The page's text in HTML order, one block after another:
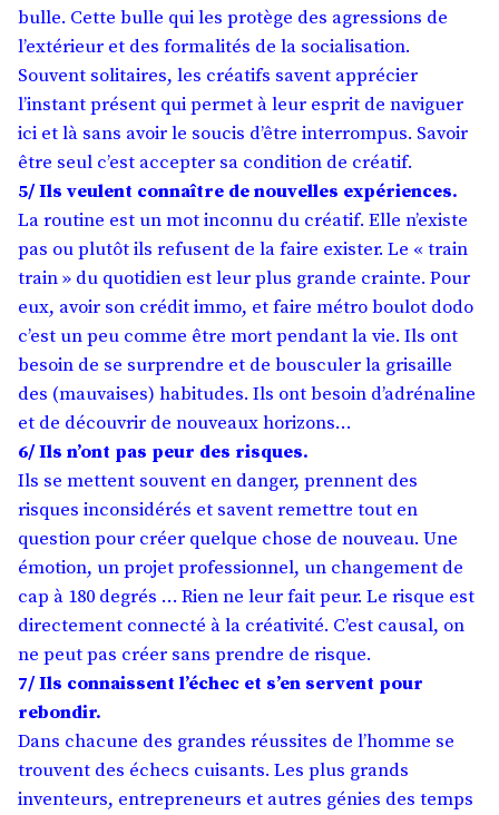
bulle. Cette bulle qui les protège des agressions de
l’extérieur et des formalités de la socialisation.
Souvent solitaires, les créatifs savent apprécier
l’instant présent qui permet à leur esprit de naviguer
ici et là sans avoir le soucis d’être interrompus. Savoir
être seul c’est accepter sa condition de créatif.
5/ Ils veulent connaître de nouvelles expériences.
La routine est un mot inconnu du créatif. Elle n’existe
pas ou plutôt ils refusent de la faire exister. Le « train
train » du quotidien est leur plus grande crainte. Pour
eux, avoir son crédit immo, et faire métro boulot dodo
c’est un peu comme être mort pendant la vie. Ils ont
besoin de se surprendre et de bousculer la grisaille
des (mauvaises) habitudes. Ils ont besoin d’adrénaline
et de découvrir de nouveaux horizons…
6/ Ils n’ont pas peur des risques.
Ils se mettent souvent en danger, prennent des
risques inconsidérés et savent remettre tout en
question pour créer quelque chose de nouveau. Une
émotion, un projet professionnel, un changement de
cap à 180 degrés … Rien ne leur fait peur. Le risque est
directement connecté à la créativité. C’est causal, on
ne peut pas créer sans prendre de risque.
7/ Ils connaissent l’échec et s’en servent pour
rebondir.
Dans chacune des grandes réussites de l’homme se
trouvent des échecs cuisants. Les plus grands
inventeurs, entrepreneurs et autres génies des temps